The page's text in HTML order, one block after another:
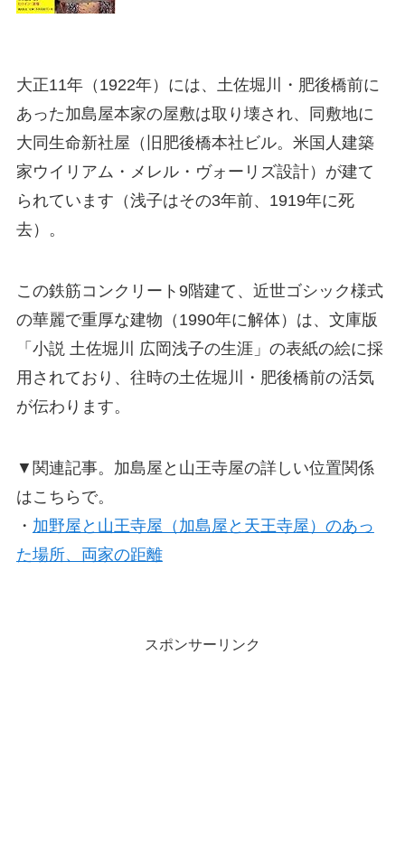
大正11年（1922年）には、土佐堀川・肥後橋前に
あった加島屋本家の屋敷は取り壊され、同敷地に
大同生命新社屋（旧肥後橋本社ビル。米国人建築
家ウイリアム・メレル・ヴォーリズ設計）が建て
られています（浅子はその3年前、1919年に死
去）。
この鉄筋コンクリート9階建て、近世ゴシック様式
の華麗で重厚な建物（1990年に解体）は、文庫版
「小説 土佐堀川 広岡浅子の生涯」の表紙の絵に採
用されており、往時の土佐堀川・肥後橋前の活気
が伝わります。
▼関連記事。加島屋と山王寺屋の詳しい位置関係
はこちらで。
・ 加野屋と山王寺屋（加島屋と天王寺屋）のあっ
た場所、両家の距離
スポンサーリンク